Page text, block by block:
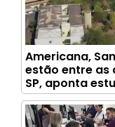
Americana,
estão entre as
SP, aponta